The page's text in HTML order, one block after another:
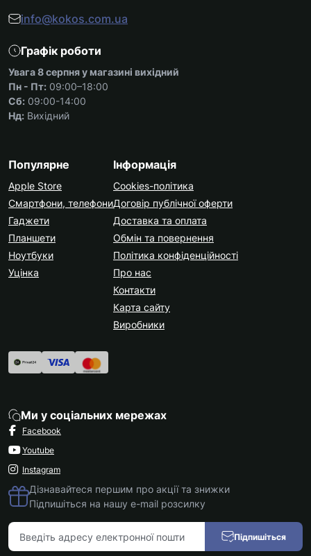
info@kokos.com.ua
Графік роботи
Увага 8 серпня у магазині вихідний
Пн - Пт: 09:00–18:00
Сб: 09:00-14:00
Нд: Вихідний
Популярне
Apple Store
Смартфони, телефони
Гаджети
Планшети
Ноутбуки
Уцінка
Інформація
Cookies-політика
Договір публічної оферти
Доставка та оплата
Обмін та повернення
Політика конфіденційності
Про нас
Контакти
Карта сайту
Виробники
Ми у соціальних мережах
Facebook
Youtube
Instagram
Дізнавайтеся першим про акції та знижки
Підпишіться на нашу e-mail розсилку
Підпишіться